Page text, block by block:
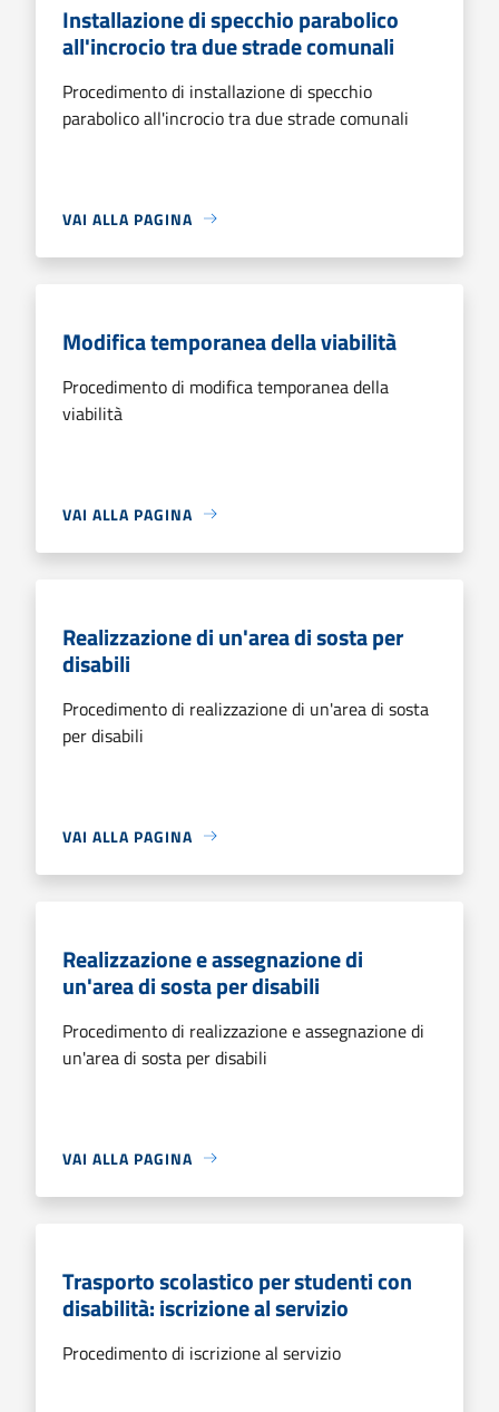
Installazione di specchio parabolico
all'incrocio tra due strade comunali
Procedimento di installazione di specchio
parabolico all'incrocio tra due strade comunali
VAI ALLA PAGINA
Modifica temporanea della viabilità
Procedimento di modifica temporanea della
viabilità
VAI ALLA PAGINA
Realizzazione di un'area di sosta per
disabili
Procedimento di realizzazione di un'area di sosta
per disabili
VAI ALLA PAGINA
Realizzazione e assegnazione di
un'area di sosta per disabili
Procedimento di realizzazione e assegnazione di
un'area di sosta per disabili
VAI ALLA PAGINA
Trasporto scolastico per studenti con
disabilità: iscrizione al servizio
Procedimento di iscrizione al servizio